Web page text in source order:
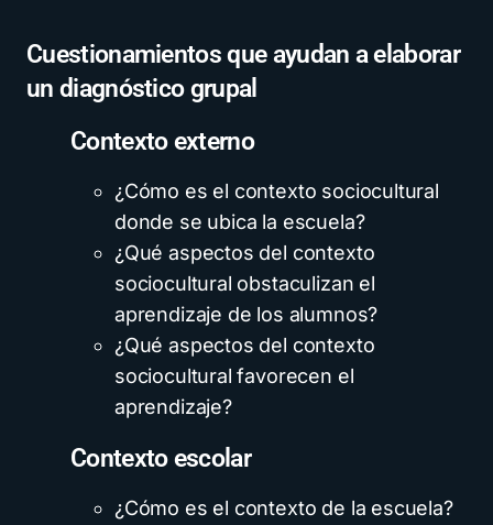
Cuestionamientos que ayudan a elaborar
un diagnóstico grupal
Contexto externo
¿Cómo es el contexto sociocultural
donde se ubica la escuela?
¿Qué aspectos del contexto
sociocultural obstaculizan el
aprendizaje de los alumnos?
¿Qué aspectos del contexto
sociocultural favorecen el
aprendizaje?
Contexto escolar
¿Cómo es el contexto de la escuela?